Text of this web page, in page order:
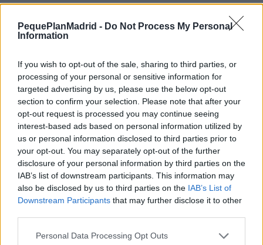
PequePlanMadrid - Do Not Process My Personal
Information
If you wish to opt-out of the sale, sharing to third parties, or
processing of your personal or sensitive information for
targeted advertising by us, please use the below opt-out
section to confirm your selection. Please note that after your
opt-out request is processed you may continue seeing
interest-based ads based on personal information utilized by
us or personal information disclosed to third parties prior to
your opt-out. You may separately opt-out of the further
disclosure of your personal information by third parties on the
IAB’s list of downstream participants. This information may
also be disclosed by us to third parties on the IAB’s List of
Downstream Participants that may further disclose it to other
Personal Data Processing Opt Outs
COMPARTIR:
Opiniones Cuentacuentos para niños - Otoño de
Cuentos
0 Valoraciones